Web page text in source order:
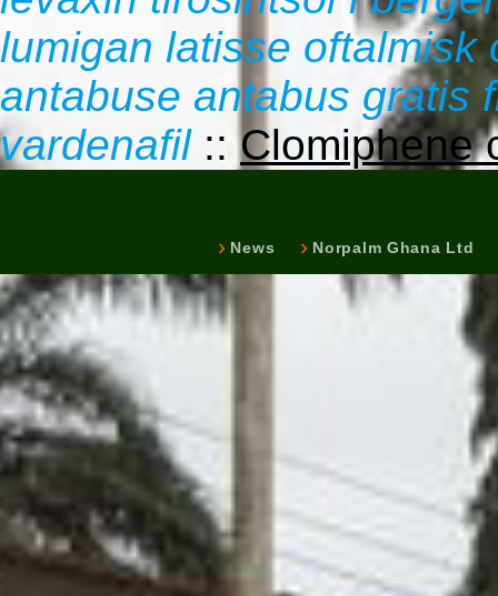
lumigan latisse oftalmisk
antabuse antabus gratis
vardenafil:: Clomiphene
News Norpalm Ghana Ltd